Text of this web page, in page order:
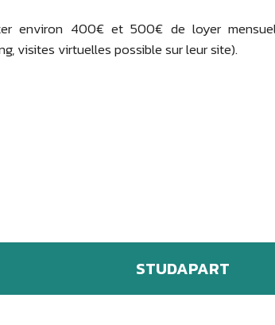
environ 400€ et 500€ de loyer
visites virtuelles possible sur leur site).
STUDAPART